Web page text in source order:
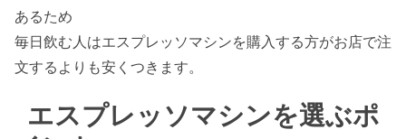
あるため
毎日飲む人はエスプレッソマシンを購入する方がお店で注
文するよりも安くつきます。
エスプレッソマシンを選ぶポ